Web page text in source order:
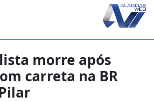
morre após
carreta na BR